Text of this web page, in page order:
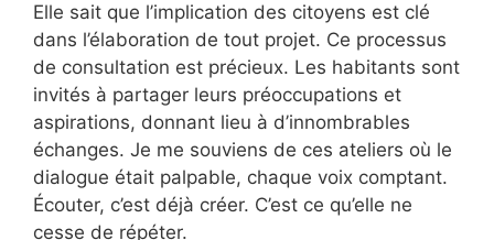
Elle sait que l’implication des citoyens est clé
dans l’élaboration de tout projet. Ce processus
de consultation est précieux. Les habitants sont
invités à partager leurs préoccupations et
aspirations, donnant lieu à d’innombrables
échanges. Je me souviens de ces ateliers où le
dialogue était palpable, chaque voix comptant.
Écouter, c’est déjà créer. C’est ce qu’elle ne
cesse de répéter.